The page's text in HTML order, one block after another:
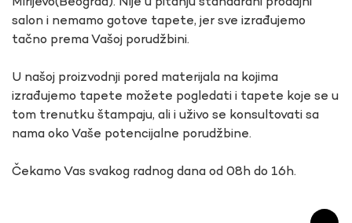
salon i nemamo gotove tapete, jer sve izrađujemo
tačno prema Vašoj porudžbini.
U našoj proizvodnji pored materijala na kojima
izrađujemo tapete možete pogledati i tapete koje se u
tom trenutku štampaju, ali i uživo se konsultovati sa
nama oko Vaše potencijalne porudžbine.
Čekamo Vas svakog radnog dana od 08h do 16h.